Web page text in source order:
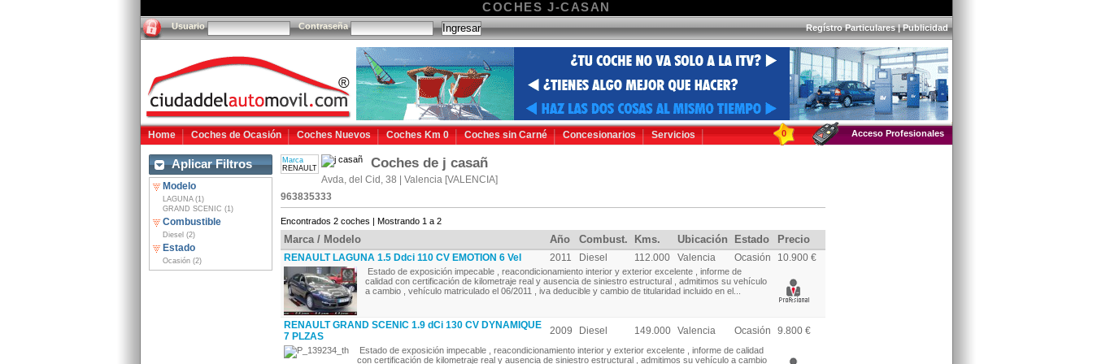
COCHES J-CASAN
Usuario Contraseña Regístro Particulares|Publicidad
Home Coches de Ocasión Coches Nuevos Coches Km 0 Coches sin Carné Concesionarios Servicios 0 Acceso Profesionales
Aplicar Filtros
Modelo
LAGUNA (1)
GRAND SCENIC (1)
Combustible
Diesel (2)
Estado
Ocasión (2)
Marca
RENAULT
Coches de j casañ
Avda, del Cid, 38 | Valencia [VALENCIA]
963835333
Encontrados 2 coches | Mostrando 1 a 2
Marca / Modelo Año Combust. Kms. Ubicación Estado Precio
RENAULT LAGUNA 1.5 Ddci 110 CV EMOTION 6 Vel 2011 Diesel 112.000 Valencia Ocasión 10.900 €
Estado de exposición impecable , reacondicionamiento interior y exterior excelente , informe de
calidad con certificación de kilometraje real y ausencia de siniestro estructural , admitimos su vehículo
a cambio , vehículo matriculado el 06/2011 , iva deducible y cambio de titularidad incluido en el...
RENAULT GRAND SCENIC 1.9 dCi 130 CV DYNAMIQUE
7 PLZAS
2009 Diesel 149.000 Valencia Ocasión 9.800 €
Estado de exposición impecable , reacondicionamiento interior y exterior excelente , informe de calidad
con certificación de kilometraje real y ausencia de siniestro estructural , admitimos su vehículo a cambio